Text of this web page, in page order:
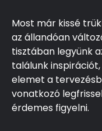
Most már kissé
az állandóan
tisztában legyünk
találunk
elemet a
vonatkozó
érdemes figyelni.